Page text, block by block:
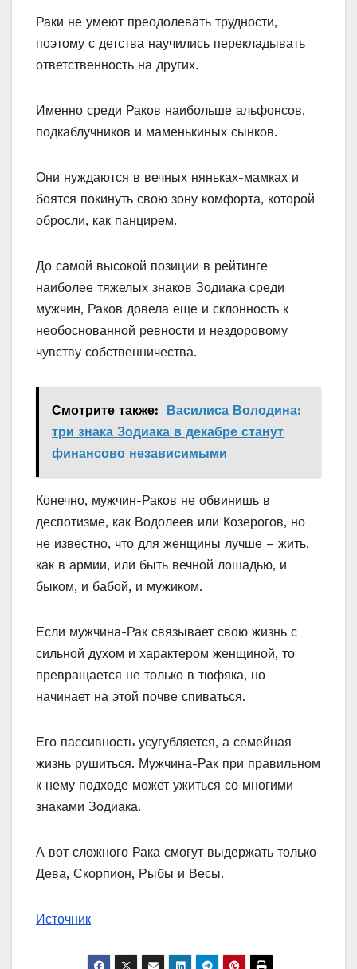
Раки не умеют преодолевать трудности,
поэтому с детства научились перекладывать
ответственность на других.
Именно среди Раков наибольше альфонсов,
подкаблучников и маменькиных сынков.
Они нуждаются в вечных няньках-мамках и
боятся покинуть свою зону комфорта, которой
обросли, как панцирем.
До самой высокой позиции в рейтинге
наиболее тяжелых знаков Зодиака среди
мужчин, Раков довела еще и склонность к
необоснованной ревности и нездоровому
чувству собственничества.
Смотрите также:
Василиса Володина:
три знака Зодиака в декабре станут
финансово независимыми
Конечно, мужчин-Раков не обвинишь в
деспотизме, как Водолеев или Козерогов, но
не известно, что для женщины лучше – жить,
как в армии, или быть вечной лошадью, и
быком, и бабой, и мужиком.
Если мужчина-Рак связывает свою жизнь с
сильной духом и характером женщиной, то
превращается не только в тюфяка, но
начинает на этой почве спиваться.
Его пассивность усугубляется, а семейная
жизнь рушиться. Мужчина-Рак при правильном
к нему подходе может ужиться со многими
знаками Зодиака.
А вот сложного Рака смогут выдержать только
Дева, Скорпион, Рыбы и Весы.
Источник